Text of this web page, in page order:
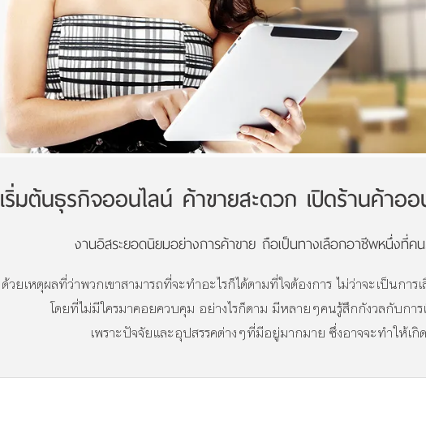
เริ่มต้นธุรกิจออนไลน์ ค้าขายสะดวก เปิดร้านค้าอ
งานอิสระยอดนิยมอย่างการค้าขาย ถือเป็นทางเลือกอาชีพหนึ่งที่ค
ด้วยเหตุผลที่ว่าพวกเขาสามารถที่จะทำอะไรก็ได้ตามที่ใจต้องการ ไม่ว่าจะเป็นกา
โดยที่ไม่มีใครมาคอยควบคุม อย่างไรก็ตาม มีหลายๆคนรู้สึกกังวลกับการ
เพราะปัจจัยและอุปสรรคต่างๆที่มีอยู่มากมาย ซึ่งอาจจะทำให้เกิ